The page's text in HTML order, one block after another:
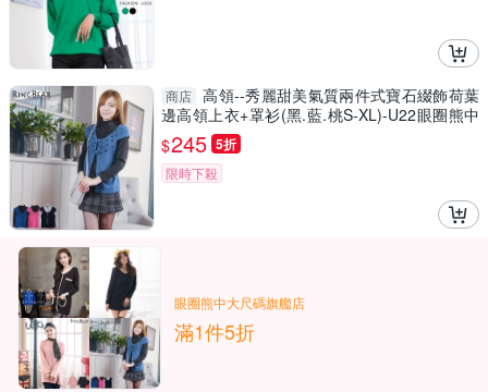
商店 高領--秀麗甜美氣質兩件式寶石綴飾荷葉
邊高領上衣+罩衫(黑.藍.桃S-XL)-U22眼圈熊中
大尺碼
$245 5折
限時下殺
眼圈熊中大尺碼旗艦店
滿1件5折